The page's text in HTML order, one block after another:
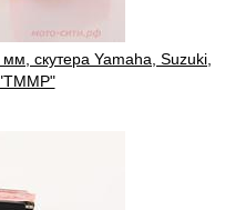
скутера Yamaha, Suzuki,